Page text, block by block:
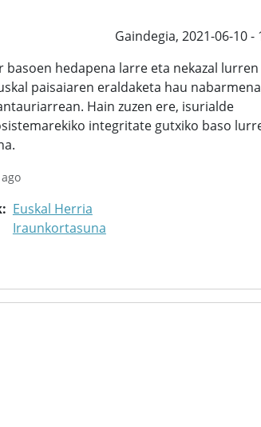
Gaindegia, 2021-06-10 -
basoen hedapena larre eta nekazal lurren
paisaiaren eraldaketa hau
Hain zuzen ere, isurialde
integritate gutxiko baso
Euskal Herria
Iraunkortasuna